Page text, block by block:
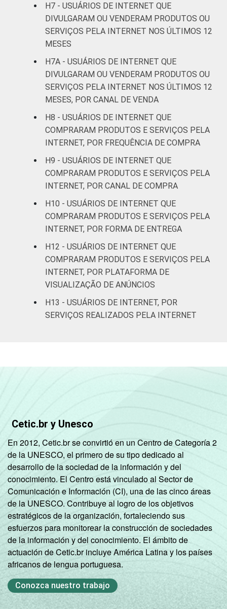
FAIXA
ETÁRIA
De 10 a 15 anos 40
De 25 a 34 anos
De 35 a 44 anos 52
De 45 a 59 anos
De 60 anos ou mais
FAMILIAR
Mais de 1 SM até 2
SM
Mais de 2 SM até 3
SM
SM
Mais de 5 SM até 10
SM
Não tem renda 15
CLASSE
SOCIAL
A 80
B
C 48
DE
CONDIÇÃO
DE
ATIVIDADE
Na força de trabalho
Fora da força de
trabalho
TIPO DE
Formal 53
H7 - USUÁRIOS DE INTERNET QUE
DIVULGARAM OU VENDERAM PRODUTOS OU
SERVIÇOS PELA INTERNET NOS ÚLTIMOS 12
MESES
H7A - USUÁRIOS DE INTERNET QUE
DIVULGARAM OU VENDERAM PRODUTOS OU
SERVIÇOS PELA INTERNET NOS ÚLTIMOS 12
MESES, POR CANAL DE VENDA
H8 - USUÁRIOS DE INTERNET QUE
COMPRARAM PRODUTOS E SERVIÇOS PELA
INTERNET, POR FREQUÊNCIA DE COMPRA
H9 - USUÁRIOS DE INTERNET QUE
COMPRARAM PRODUTOS E SERVIÇOS PELA
INTERNET, POR CANAL DE COMPRA
H10 - USUÁRIOS DE INTERNET QUE
COMPRARAM PRODUTOS E SERVIÇOS PELA
INTERNET, POR FORMA DE ENTREGA
H12 - USUÁRIOS DE INTERNET QUE
COMPRARAM PRODUTOS E SERVIÇOS PELA
INTERNET, POR PLATAFORMA DE
VISUALIZAÇÃO DE ANÚNCIOS
H13 - USUÁRIOS DE INTERNET, POR
SERVIÇOS REALIZADOS PELA INTERNET
Cetic.br y Unesco
En 2012, Cetic.br se convirtió en un Centro de Categoría 2
de la UNESCO, el primero de su tipo dedicado al
desarrollo de la sociedad de la información y del
conocimiento. El Centro está vinculado al Sector de
Comunicación e Información (CI), una de las cinco áreas
de la UNESCO. Contribuye al logro de los objetivos
estratégicos de la organización, fortaleciendo sus
esfuerzos para monitorear la construcción de sociedades
de la información y del conocimiento. El ámbito de
actuación de Cetic.br incluye América Latina y los países
africanos de lengua portuguesa.
Conozca nuestro trabajo